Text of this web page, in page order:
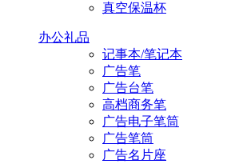
真空保温杯
办公礼品
记事本/笔记本
广告笔
广告台笔
高档商务笔
广告电子笔筒
广告笔筒
广告名片座